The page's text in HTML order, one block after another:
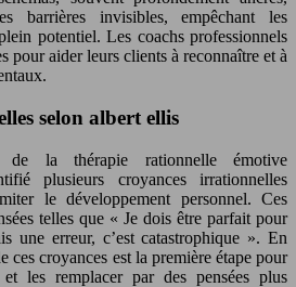
barrières invisibles, empêchant les
potentiel. Les coachs professionnels
pour aider leurs clients à reconnaître et à
selon albert ellis
la thérapie rationnelle émotive
plusieurs croyances irrationnelles
le développement personnel. Ces
telles que « Je dois être parfait pour
une erreur, c’est catastrophique ». En
ces croyances est la première étape pour
les remplacer par des pensées plus